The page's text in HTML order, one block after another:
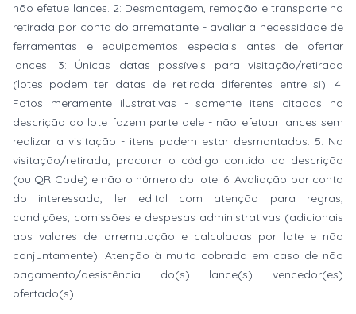
não efetue lances. 2: Desmontagem, remoção e transporte na
retirada por conta do arrematante - avaliar a necessidade de
ferramentas e equipamentos especiais antes de ofertar
lances. 3: Únicas datas possíveis para visitação/retirada
(lotes podem ter datas de retirada diferentes entre si). 4:
Fotos meramente ilustrativas - somente itens citados na
descrição do lote fazem parte dele - não efetuar lances sem
realizar a visitação - itens podem estar desmontados. 5: Na
visitação/retirada, procurar o código contido da descrição
(ou QR Code) e não o número do lote. 6: Avaliação por conta
do interessado, ler edital com atenção para regras,
condições, comissões e despesas administrativas (adicionais
aos valores de arrematação e calculadas por lote e não
conjuntamente)! Atenção à multa cobrada em caso de não
pagamento/desistência do(s) lance(s) vencedor(es)
ofertado(s).